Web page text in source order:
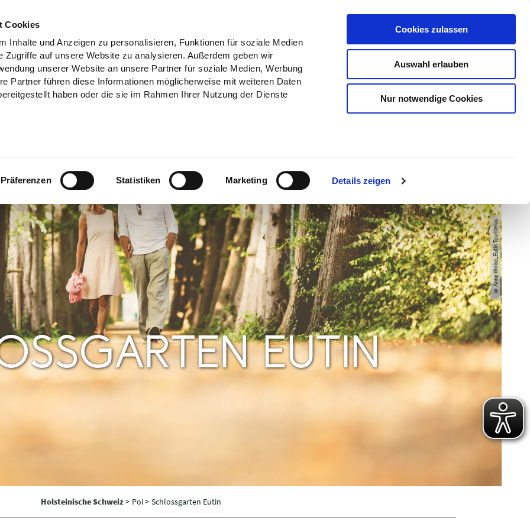
Cookies
Inhalte und Anzeigen zu personalisieren, Funktionen für soziale Medien
Zugriffe auf unsere Website zu analysieren. Außerdem geben wir
unserer Website an unsere Partner für soziale Medien, Werbung
Partner führen diese Informationen möglicherweise mit weiteren Daten
haben oder die sie im Rahmen Ihrer Nutzung der Dienste
Präferenzen Statistiken Marketing Details zeigen
Cookies zulassen
Auswahl erlauben
Nur notwendige Cookies
Erlebnisse Buchen
© Anne Weise_Eutin Tourismus
EUTIN
Holsteinische Schweiz> Poi > Schlossgarten Eutin